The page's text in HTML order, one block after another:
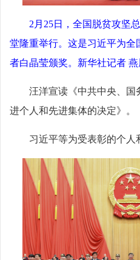
2月25日，全国脱贫攻坚
堂隆重举行。这是习近平为
者白晶莹颁奖。新华社记者 燕
汪洋宣读《中共中央、国
进个人和先进集体的决定》。
习近平等为受表彰的个人